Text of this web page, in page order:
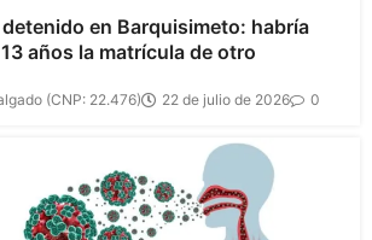
en Barquisimeto: habría
años la matrícula de otro
(CNP: 22.476) 22 de julio de 2026 0